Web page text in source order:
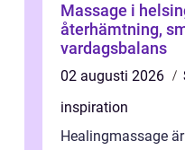
Massage i
återhämtning,
vardagsbalans
02 augusti 2026
inspiration
Healingmassage